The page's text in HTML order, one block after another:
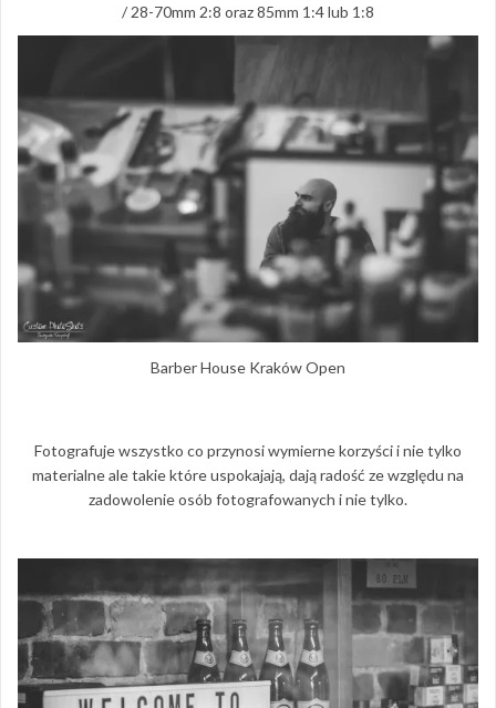
/ 28-70mm 2:8 oraz 85mm 1:4 lub 1:8
Barber House Kraków Open
Fotografuje wszystko co przynosi wymierne korzyści i nie tylko
materialne ale takie które uspokajają, dają radość ze względu na
zadowolenie osób fotografowanych i nie tylko.